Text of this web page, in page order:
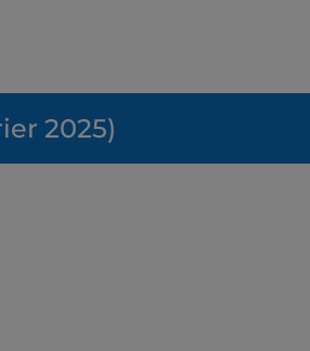
2025)